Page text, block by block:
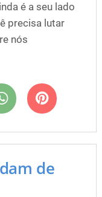
é a seu lado
precisa lutar
nós
de